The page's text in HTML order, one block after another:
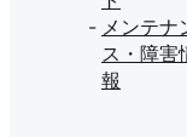
メンテナ
ス・障害
報